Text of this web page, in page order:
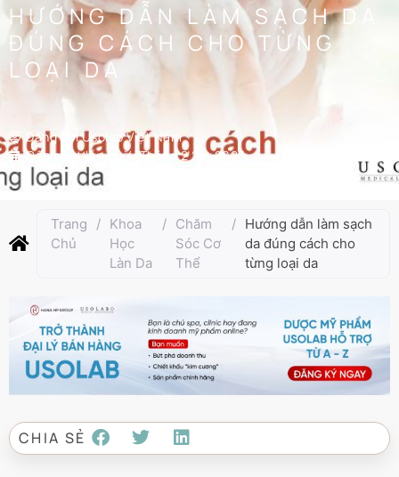
HƯỚNG DẪN LÀM SẠCH DA
ĐÚNG CÁCH CHO TỪNG
LOẠI DA
Đăng bởiUsolab Việt Nam
Cập nhật lần cuối:Tháng 2 26, 2025
Trang
Chủ
/ Khoa
Học
Làn Da
/ Chăm
Sóc Cơ
Thể
/ Hướng dẫn làm sạch
da đúng cách cho
từng loại da
CHIA SẺ